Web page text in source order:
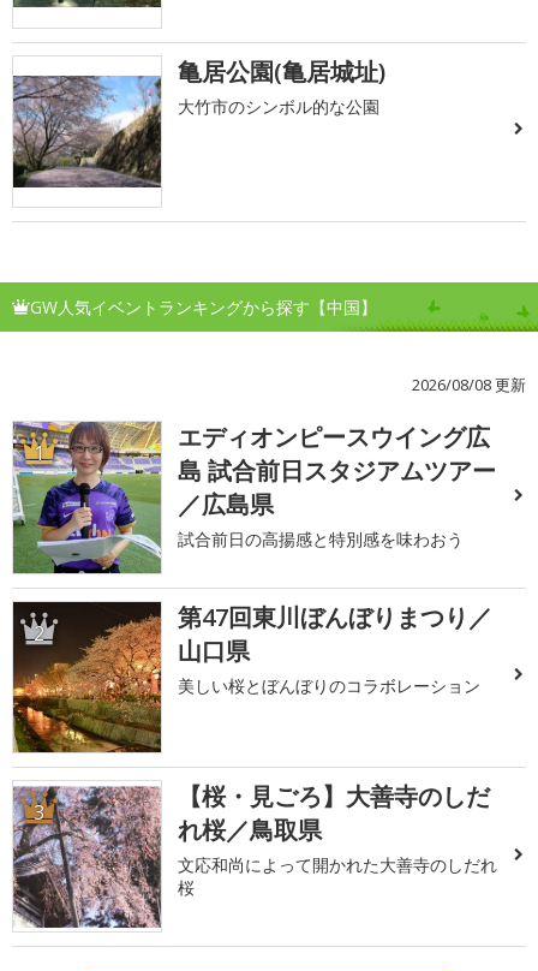
亀居公園(亀居城址)
大竹市のシンボル的な公園
GW人気イベントランキングから探す【中国】
2026/08/08 更新
1
エディオンピースウイング広
島 試合前日スタジアムツアー
／広島県
試合前日の高揚感と特別感を味わおう
2
第47回東川ぼんぼりまつり／
山口県
美しい桜とぼんぼりのコラボレーション
3
【桜・見ごろ】大善寺のしだ
れ桜／鳥取県
文応和尚によって開かれた大善寺のしだれ
桜